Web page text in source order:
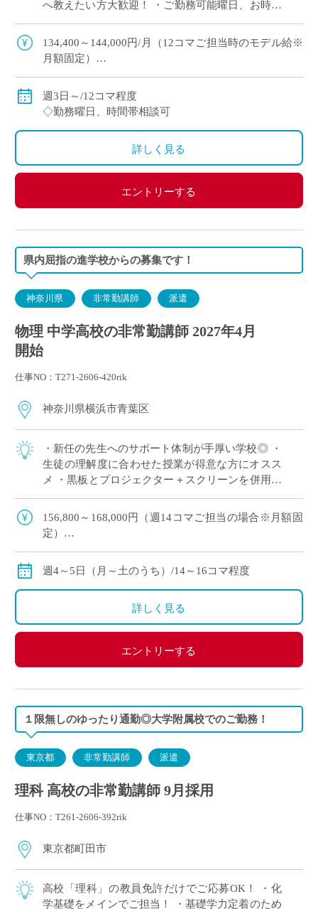
へ教えたい方大歓迎！ ・ご勤務可能曜日、お時間
134,400～144,000円/月（12コマご担当時のモデル給※
月額固定）
◇交通費別途支給
週3日～/12コマ程度
◇勤務曜日、時間帯相談可
詳しく見る
エントリーする
県内屈指の進学校からの募集です！
神奈川県 非常勤講師 派遣
物理 中学高校の非常勤講師 2027年4月
開始
仕事NO：T271-2606-420rik
神奈川県横浜市青葉区
・新任の先生へのサポート体制が手厚い学校◎ ・
生徒の理解度に合わせた授業が得意な方にオスス
メ ・黒板とプロジェクター＋スクリーンを併用し
務中！ ＜こんな方からのご応募 […]
156,800～168,000円（週14コマご担当の場合※月額固
定）
定）
ご指導経験により決定
週4～5日（月～土のうち）/14～16コマ程度
詳しく見る
エントリーする
１限無しのゆったり通勤◎大学附属校でのご勤務！
東京都 非常勤講師 派遣
理科 高校の非常勤講師 9月採用
仕事NO：T261-2606-392rik
東京都町田市
高校「理科」の教員免許だけでご応募OK！ ・化
学基礎をメインでご担当！ ・基礎学力定着のため